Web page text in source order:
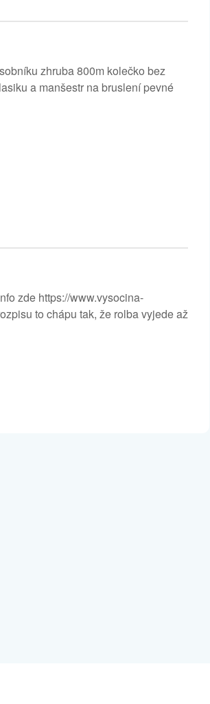
zhruba 800m kolečko bez
a manšestr na bruslení pevné
zde https://www.vysocina-
to chápu tak, že rolba vyjede až